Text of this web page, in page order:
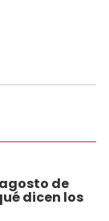
de
dicen los